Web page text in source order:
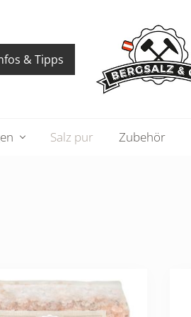
& Tipps
Salz pur Zubehör